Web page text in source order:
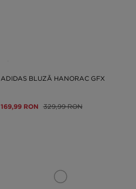
ADIDAS BLUZĂ HANORAC GFX
169,99 RON 329,99 RON